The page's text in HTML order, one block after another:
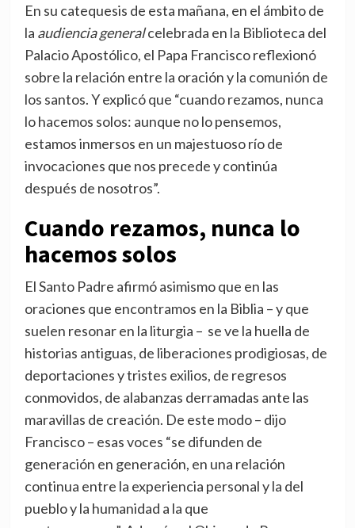
En su catequesis de esta mañana, en el ámbito de
la audiencia generalcelebrada en la Biblioteca del
Palacio Apostólico, el Papa Francisco reflexionó
sobre la relación entre la oración y la comunión de
los santos. Y explicó que “cuando rezamos, nunca
lo hacemos solos: aunque no lo pensemos,
estamos inmersos en un majestuoso río de
invocaciones que nos precede y continúa
después de nosotros”.
Cuando rezamos, nunca lo
hacemos solos
El Santo Padre afirmó asimismo que en las
oraciones que encontramos en la Biblia – y que
suelen resonar en la liturgia – se ve la huella de
historias antiguas, de liberaciones prodigiosas, de
deportaciones y tristes exilios, de regresos
conmovidos, de alabanzas derramadas ante las
maravillas de creación. De este modo – dijo
Francisco – esas voces “se difunden de
generación en generación, en una relación
continua entre la experiencia personal y la del
pueblo y la humanidad a la que